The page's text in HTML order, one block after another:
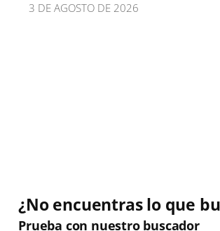
3 DE AGOSTO DE 2026
¿No encuentras lo que
Prueba con nuestro buscador